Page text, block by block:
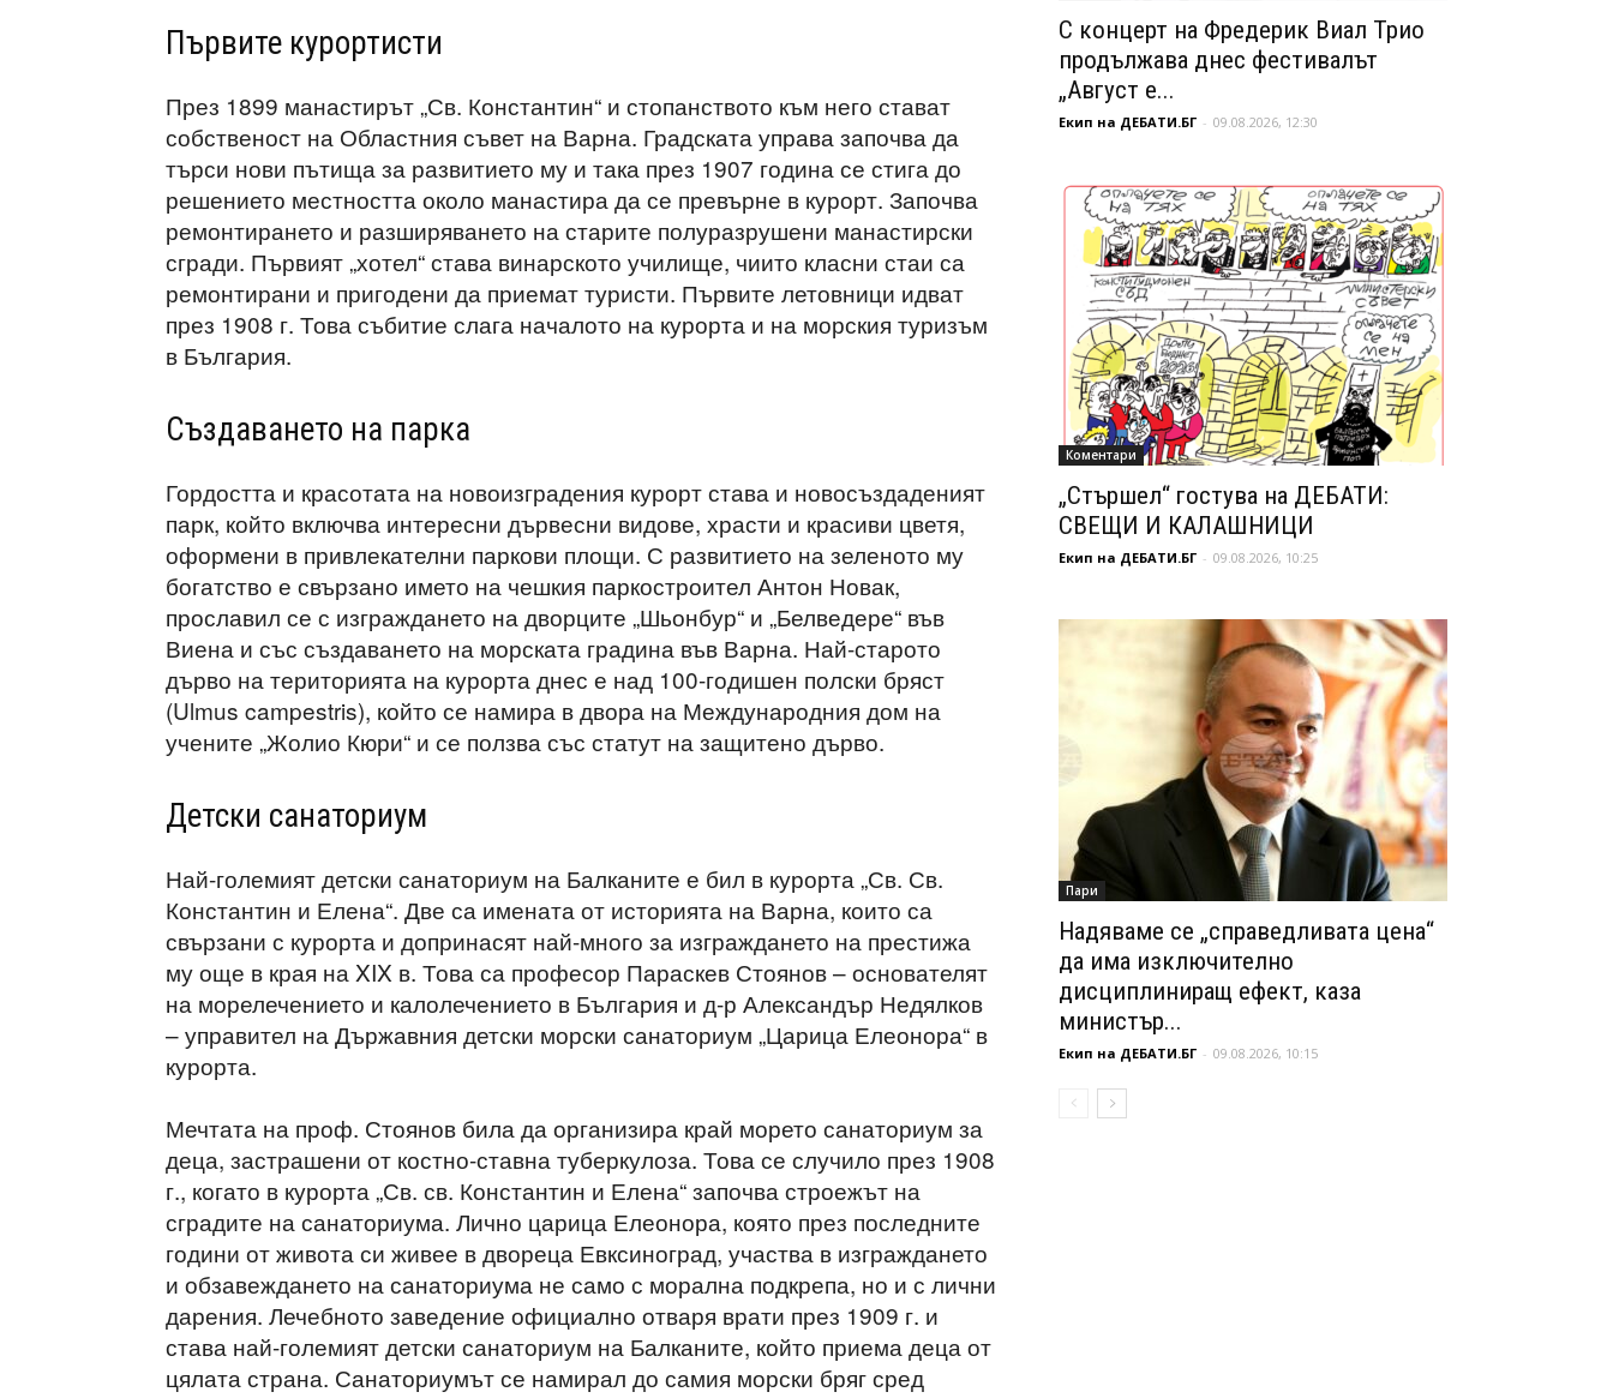
Първите курортисти
През 1899 манастирът „Св. Константин“ и стопанството към него стават
собственост на Областния съвет на Варна. Градската управа започва да
търси нови пътища за развитието му и така през 1907 година се стига до
решението местността около манастира да се превърне в курорт. Започва
ремонтирането и разширяването на старите полуразрушени манастирски
сгради. Първият „хотел“ става винарското училище, чиито класни стаи са
ремонтирани и пригодени да приемат туристи. Първите летовници идват
през 1908 г. Това събитие слага началото на курорта и на морския туризъм
в България.
Създаването на парка
Гордостта и красотата на новоизградения курорт става и новосъздаденият
парк, който включва интересни дървесни видове, храсти и красиви цветя,
оформени в привлекателни паркови площи. С развитието на зеленото му
богатство е свързано името на чешкия паркостроител Антон Новак,
прославил се с изграждането на дворците „Шьонбур“ и „Белведере“ във
Виена и със създаването на морската градина във Варна. Най-старото
дърво на територията на курорта днес е над 100-годишен полски бряст
(Ulmus campestris), който се намира в двора на Международния дом на
учените „Жолио Кюри“ и се ползва със статут на защитено дърво.
Детски санаториум
Най-големият детски санаториум на Балканите е бил в курорта „Св. Св.
Константин и Елена“. Две са имената от историята на Варна, които са
свързани с курорта и допринасят най-много за изграждането на престижа
му още в края на XIX в. Това са професор Параскев Стоянов – основателят
на морелечението и калолечението в България и д-р Александър Недялков
– управител на Държавния детски морски санаториум „Царица Елеонора“ в
курорта.
Мечтата на проф. Стоянов била да организира край морето санаториум за
деца, застрашени от костно-ставна туберкулоза. Това се случило през 1908
г., когато в курорта „Св. св. Константин и Елена“ започва строежът на
сградите на санаториума. Лично царица Елеонора, която през последните
години от живота си живее в двореца Евксиноград, участва в изграждането
и обзавеждането на санаториума не само с морална подкрепа, но и с лични
дарения. Лечебното заведение официално отваря врати през 1909 г. и
става най-големият детски санаториум на Балканите, който приема деца от
цялата страна. Санаториумът се намирал до самия морски бряг сред
С концерт на Фредерик Виал Трио
продължава днес фестивалът
„Август е...
Екип на ДЕБАТИ.БГ - 09.08.2026, 12:30
Коментари
„Стършел“ гостува на ДЕБАТИ:
СВЕЩИ И КАЛАШНИЦИ
Екип на ДЕБАТИ.БГ - 09.08.2026, 10:25
Пари
Надяваме се „справедливата цена“
да има изключително
дисциплиниращ ефект, каза
министър...
Екип на ДЕБАТИ.БГ - 09.08.2026, 10:15